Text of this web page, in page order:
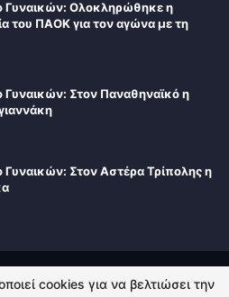
Γυναικών: Ολοκληρώθηκε η
του ΠΑΟΚ για τον αγώνα με τη
Στον Παναθηναϊκό η
Στον Αστέρα Τρίπολης η
ΕΠΙΚΟΙΝΩΝΙΑ
cookies για να βελτιώσει την